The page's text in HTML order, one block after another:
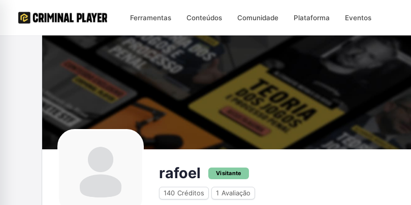
Ferramentas Conteúdos Comunidade Plataforma Eventos
rafoel Visitante
140 Créditos 1 Avaliação